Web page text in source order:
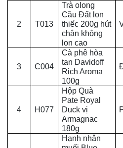
2 T013
Trà olong
Cầu Đất lon
thiếc 200g hút
chân không
lon cao
3 C004
Cà phê hòa
tan Davidoff
Rich Aroma
100g
4 H077
Hộp Quà
Pate Royal
Duck vị
Armagnac
180g
Hạnh nhân